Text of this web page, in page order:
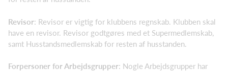
Revisor: Revisor er vigtig for klubbens regnskab. Klubben skal
have en revisor. Revisor godtgøres med et Supermedlemskab,
samt Husstandsmedlemskab for resten af husstanden.
Forpersoner for Arbejdsgrupper: Nogle Arbejdsgrupper har